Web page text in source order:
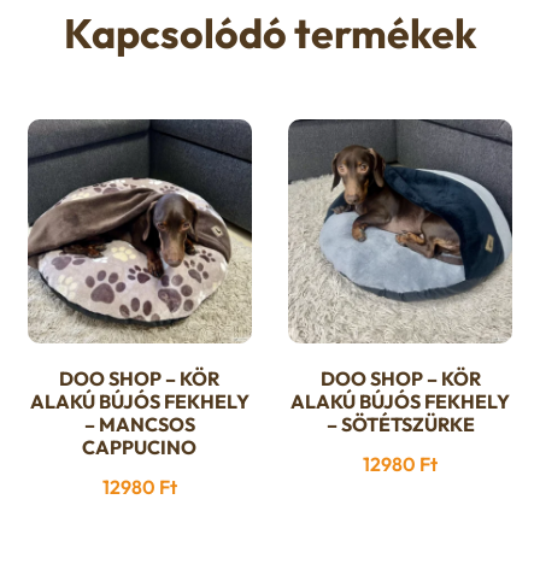
A
termékoldalon
választhatók
ki
Kapcsolódó termékek
DOO SHOP – KÖR
ALAKÚ BÚJÓS FEKHELY
– MANCSOS
CAPPUCINO
12980 Ft
DOO SHOP – KÖR
ALAKÚ BÚJÓS FEKHELY
– SÖTÉTSZÜRKE
12980 Ft